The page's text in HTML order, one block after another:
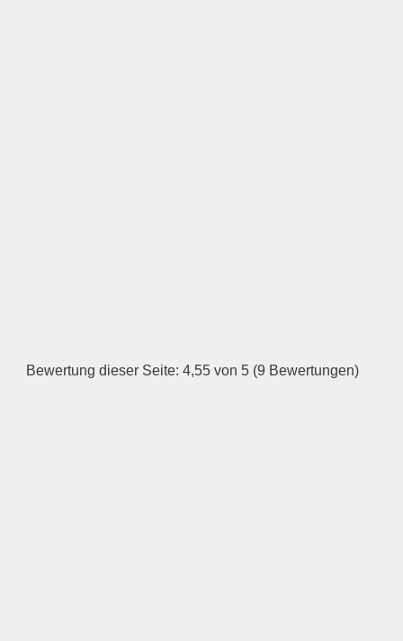
Bewertung dieser Seite: 4,55 von 5 (9 Bewertungen)